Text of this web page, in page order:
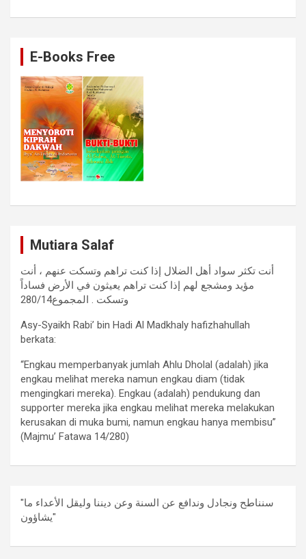
E-Books Free
Mutiara Salaf
أنت تكثر سواد أهل الضلال إذا كنت تراهم وتسكت عنهم ، أنت
مؤيد ومشجع لهم إذا كنت تراهم يعيثون في الأرض فساداً
وتسكت . المجموع280/14
Asy-Syaikh Rabi’ bin Hadi Al Madkhaly hafizhahullah
berkata:
“Engkau memperbanyak jumlah Ahlu Dholal (adalah) jika
engkau melihat mereka namun engkau diam (tidak
mengingkari mereka). Engkau (adalah) pendukung dan
supporter mereka jika engkau melihat mereka melakukan
kerusakan di muka bumi, namun engkau hanya membisu”
(Majmu’ Fatawa 14/280)
"سنناطح ونجادل وندافع عن السنة وعن ديننا وليقل الأعداء ما
يشاؤون"